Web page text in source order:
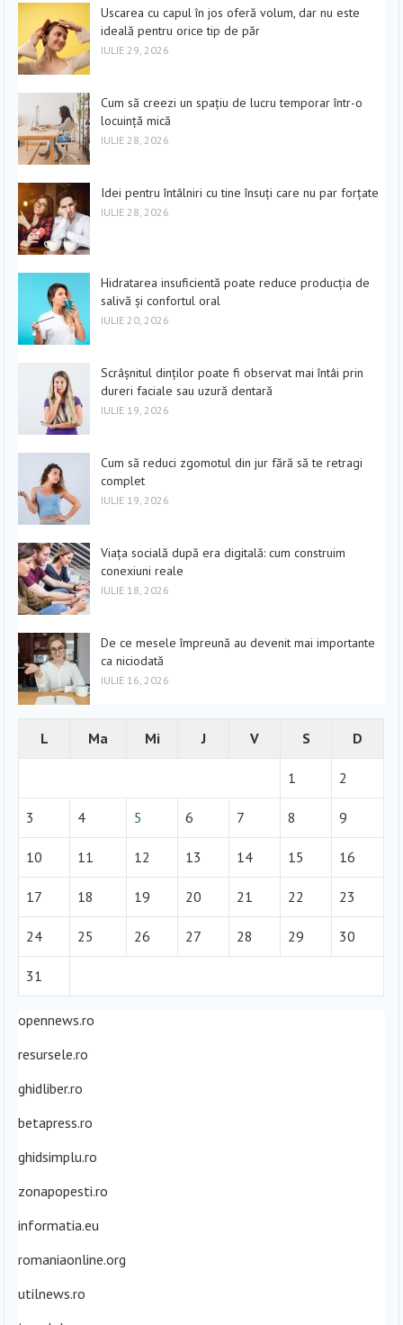
Uscarea cu capul în jos oferă volum, dar nu este
ideală pentru orice tip de păr
IULIE 29, 2026
Cum să creezi un spațiu de lucru temporar într-o
locuință mică
IULIE 28, 2026
Idei pentru întâlniri cu tine însuți care nu par forțate
IULIE 28, 2026
Hidratarea insuficientă poate reduce producția de
salivă și confortul oral
IULIE 20, 2026
Scrâșnitul dinților poate fi observat mai întâi prin
dureri faciale sau uzură dentară
IULIE 19, 2026
Cum să reduci zgomotul din jur fără să te retragi
complet
IULIE 19, 2026
Viața socială după era digitală: cum construim
conexiuni reale
IULIE 18, 2026
De ce mesele împreună au devenit mai importante
ca niciodată
IULIE 16, 2026
L Ma Mi J V S D
1 2
3 4 5 6 7 8 9
10 11 12 13 14 15 16
17 18 19 20 21 22 23
24 25 26 27 28 29 30
31
opennews.ro
resursele.ro
ghidliber.ro
betapress.ro
ghidsimplu.ro
zonapopesti.ro
informatia.eu
romaniaonline.org
utilnews.ro